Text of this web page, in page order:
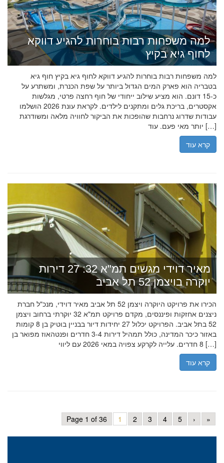
למה משפחות רבות בוחרות להגיע דווקא
לחוף גיא בקיץ
למה משפחות רבות בוחרות להגיע דווקא לחוף גיא בקיץ חוף גיא
בטבריה הוא פארק המים הגדול ביותר על שפת הכנרת, ומשתרע על
כ-15 דונם. הוא מציע שילוב ייחודי של חוף רחצה פרטי, מגלשות
אקסטרים, בריכת גלים ומתקנים לילדים. לקראת עונת 2026 הושלמו
עבודות שדרוג נרחבות שהופכות את הביקור לחוויה מלאה ומשודרגת
יותר מאי פעם. עוד […]
קרא עוד
מאיר דוידי מגשים תמ"א 32: 27 דירות
יוקרה בויצמן 52 תל אביב
הכירו את פרויקט היוקרה ויצמן 52 תל אביב מאיר דוידי, מנכ"ל חברת
ניצנים אחזקות ופיננסים, מקדם פרויקט תמ"א 32 יוקרתי ברחוב ויצמן
52 בתל אביב. הפרויקט יכלול 27 יחידות דיור בבניין בוטיק בן 8 קומות
באזור כיכר המדינה, כולל תמהיל דירות 3-4 חדרים ופנטהאוז מפואר בן
8 חדרים. עלייה לקרקע צפויה במאי 2026 עם ליווי […]
קרא עוד
Page 1 of 36 1 2 3 4 5 › »